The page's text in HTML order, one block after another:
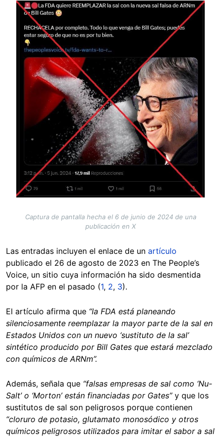
Image
Captura de pantalla hecha el 6 de junio de 2024 de una
publicación en X
Las entradas incluyen el enlace de un artículo
publicado el 26 de agosto de 2023 en The People’s
Voice, un sitio cuya información ha sido desmentida
por la AFP en el pasado (1, 2, 3).
El artículo afirma que “la FDA está planeando
silenciosamente reemplazar la mayor parte de la sal en
Estados Unidos con un nuevo ‘sustituto de la sal’
sintético producido por Bill Gates que estará mezclado
con químicos de ARNm”.
Además, señala que “falsas empresas de sal como ‘Nu-
Salt’ o ‘Morton’ están financiadas por Gates”y que los
sustitutos de sal son peligrosos porque contienen
“cloruro de potasio, glutamato monosódico y otros
químicos peligrosos utilizados para imitar el sabor a sal